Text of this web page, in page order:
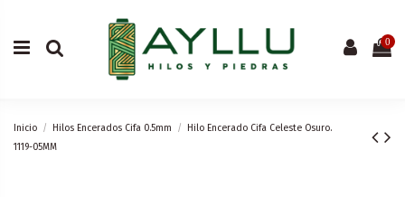
0
Inicio Hilos Encerados Cifa 0.5mm
Hilo Encerado Cifa Celeste Osuro.
1119-05MM